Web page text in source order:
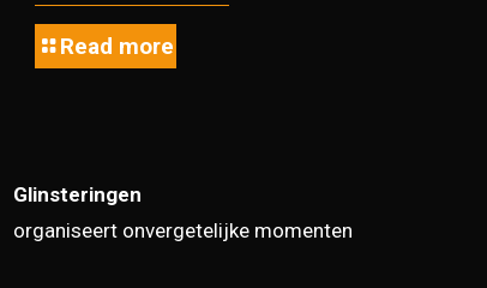
Read more
Glinsteringen
organiseert onvergetelijke momenten